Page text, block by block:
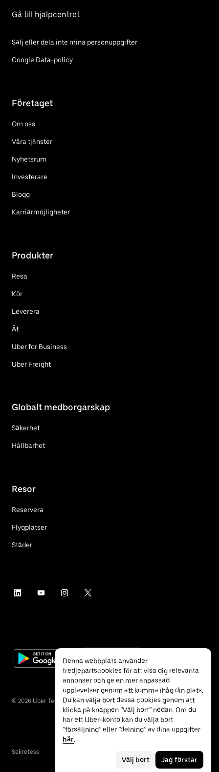
Gå till hjälpcentret
Sälj eller dela inte mina personuppgifter
Google Data-policy
Företaget
Om oss
Våra tjänster
Nyhetsrum
Investerare
Blogg
Karriärmöjligheter
Produkter
Resa
Kör
Leverera
Ät
Uber for Business
Uber Freight
Globalt medborgarskap
Säkerhet
Hållbarhet
Resor
Reservera
Flygplatser
Städer
© 2026 Uber Technologies Inc.
Sekretess
Denna webbplats använder
tredjepartscookies för att visa dig relevanta
annonser och ge en mer anpassad
upplevelser genom att komma ihåg din plats.
Du kan välja bort dessa cookies genom att
klicka på knappen ”Välj bort” nedan. Om du
har ett Uber-konto kan du välja bort
”försäljning” eller ”delning” av dina uppgifter
här.
Välj bort Jag förstår